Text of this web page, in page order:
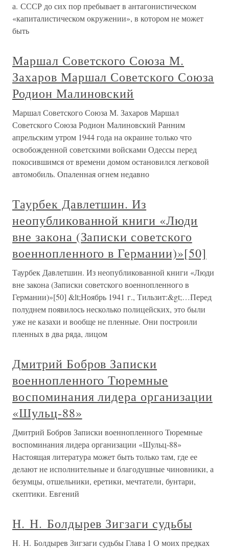
а. СССР до сих пор пребывает в антагонистическом
«капиталистическом окружении», в котором не может
быть
Маршал Советского Союза М.
Захаров Маршал Советского Союза
Родион Малиновский
Маршал Советского Союза М. Захаров Маршал
Советского Союза Родион Малиновский Ранним
апрельским утром 1944 года на окраине только что
освобожденной советскими войсками Одессы перед
покосившимся от времени домом остановился легковой
автомобиль. Опаленная огнем недавно
Таурбек Давлетшин. Из
неопубликованной книги «Люди
вне закона (Записки советского
военнопленного в Германии)»[50]
Таурбек Давлетшин. Из неопубликованной книги «Люди
вне закона (Записки советского военнопленного в
Германии)»[50] &lt;Ноябрь 1941 г., Тильзит:&gt;…Перед
полуднем появилось несколько полицейских, это были
уже не казахи и вообще не пленные. Они построили
пленных в два ряда, лицом
Дмитрий Бобров Записки
военнопленного Тюремные
воспоминания лидера организации
«Шульц-88»
Дмитрий Бобров Записки военнопленного Тюремные
воспоминания лидера организации «Шульц-88»
Настоящая литература может быть только там, где ее
делают не исполнительные и благодушные чиновники, а
безумцы, отшельники, еретики, мечтатели, бунтари,
скептики. Евгений
Н. Н. Болдырев Зигзаги судьбы
Н. Н. Болдырев Зигзаги судьбы Глава 1 О моих предках